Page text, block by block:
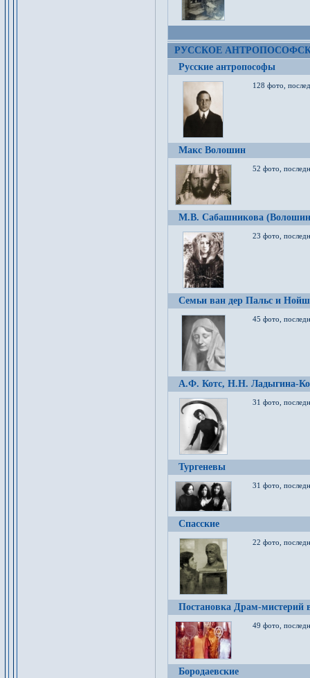
РУССКОЕ
Русские антропософы
128 фото,
Макс Волошин
52 фото,
М.В. Сабашникова
23 фото,
Семьи ван дер Пальс и
45 фото,
А.Ф. Котс, Н.Н. Ладыгина-
31 фото,
Тургеневы
31 фото,
Спасские
22 фото,
Постановка Драм-мистерий
49 фото,
Бородаевские